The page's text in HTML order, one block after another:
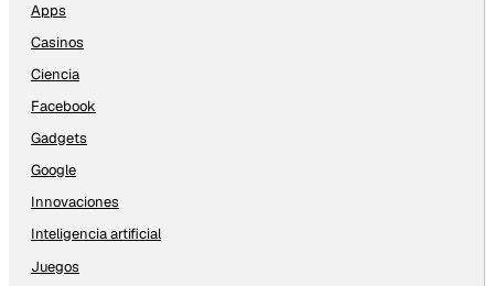
Apps
Casinos
Ciencia
Facebook
Gadgets
Google
Innovaciones
Inteligencia artificial
Juegos